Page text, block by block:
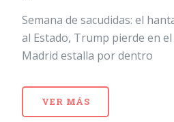
Semana de sacudidas: el
al Estado, Trump pierde en
Madrid estalla por dentro
VER MÁS